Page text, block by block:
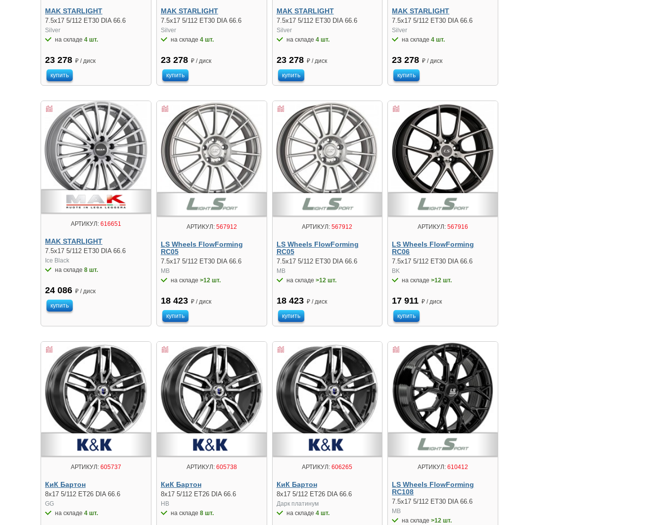
MAK STARLIGHT
7.5x17 5/112 ET30 DIA 66.6
Silver
на складе 4 шт.
23 278 ₽ / диск
купить
MAK STARLIGHT
7.5x17 5/112 ET30 DIA 66.6
Silver
на складе 4 шт.
23 278 ₽ / диск
купить
MAK STARLIGHT
7.5x17 5/112 ET30 DIA 66.6
Silver
на складе 4 шт.
23 278 ₽ / диск
купить
MAK STARLIGHT
7.5x17 5/112 ET30 DIA 66.6
Silver
на складе4 шт.
23 278 ₽ / диск
купить
АРТИКУЛ:616651
MAK STARLIGHT
7.5x17 5/112 ET30 DIA 66.6
Ice Black
на складе 8 шт.
24 086 ₽ / диск
купить
АРТИКУЛ:567912
LS Wheels FlowForming
RC05
7.5x17 5/112 ET30 DIA 66.6
MB
на складе >12 шт.
18 423 ₽ / диск
купить
АРТИКУЛ: 567912
LS Wheels FlowForming
RC05
7.5x17 5/112 ET30 DIA 66.6
MB
на складе >12 шт.
18 423 ₽ / диск
купить
АРТИКУЛ: 567916
LS Wheels FlowForming
RC06
7.5x17 5/112 ET30 DIA 66.6
BK
на складе>12 шт.
17 911 ₽ / диск
купить
АРТИКУЛ:605737
КиК Бартон
8x17 5/112 ET26 DIA 66.6
GG
на складе 4 шт.
АРТИКУЛ:605738
КиК Бартон
8x17 5/112 ET26 DIA 66.6
HB
на складе 8 шт.
АРТИКУЛ: 606265
КиК Бартон
8x17 5/112 ET26 DIA 66.6
Дарк платинум
на складе 4 шт.
АРТИКУЛ: 610412
LS Wheels FlowForming
RC108
7.5x17 5/112 ET30 DIA 66.6
MB
на складе>12 шт.